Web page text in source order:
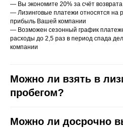
— Вы экономите 20% за счёт
— Лизинговые платежи относятся на
прибыль Вашей компании
— Возможен сезонный график
расходы до 2,5 раз в период спада
компании
Можно ли взять в
пробегом?
Можно ли досрочно